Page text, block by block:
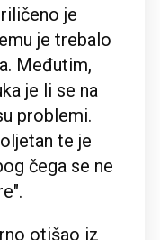
je
je trebalo
Međutim,
je li se na
problemi.
te je
čega se ne
otišao iz